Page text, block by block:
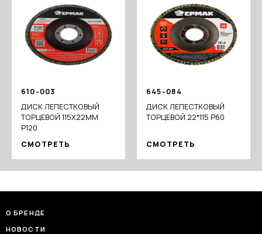
610-003
ДИСК ЛЕПЕСТКОВЫЙ
ТОРЦЕВОЙ 115X22ММ
P120
СМОТРЕТЬ
645-084
ДИСК ЛЕПЕСТКОВЫЙ
ТОРЦЕВОЙ 22*115 Р60
СМОТРЕТЬ
О БРЕНДЕ
НОВОСТИ